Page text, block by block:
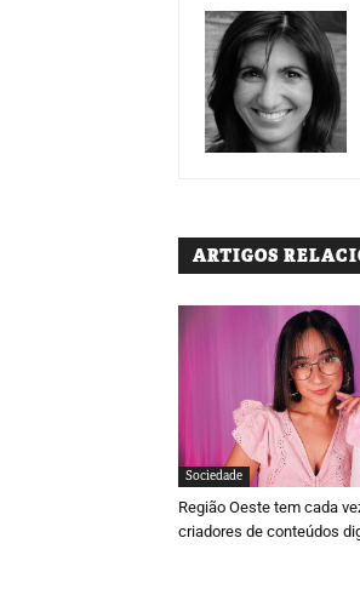
ARTIGOS
Sociedade
Região Oeste tem cada
criadores de conteúdos